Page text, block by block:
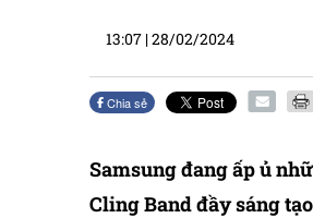
13:07 |28/02/2024
Chia sẻ
Samsung đang ấp ủ
Cling Band đầy sáng